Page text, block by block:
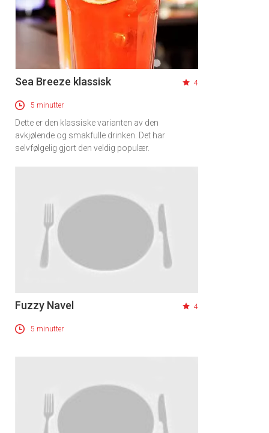
Sea Breeze klassisk 4
5 minutter
Dette er den klassiske varianten av den
avkjølende og smakfulle drinken. Det har
selvfølgelig gjort den veldig populær.
Fuzzy Navel 4
5 minutter